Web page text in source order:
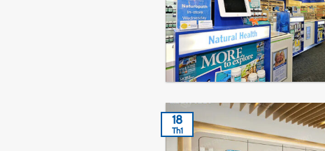
18
Th1